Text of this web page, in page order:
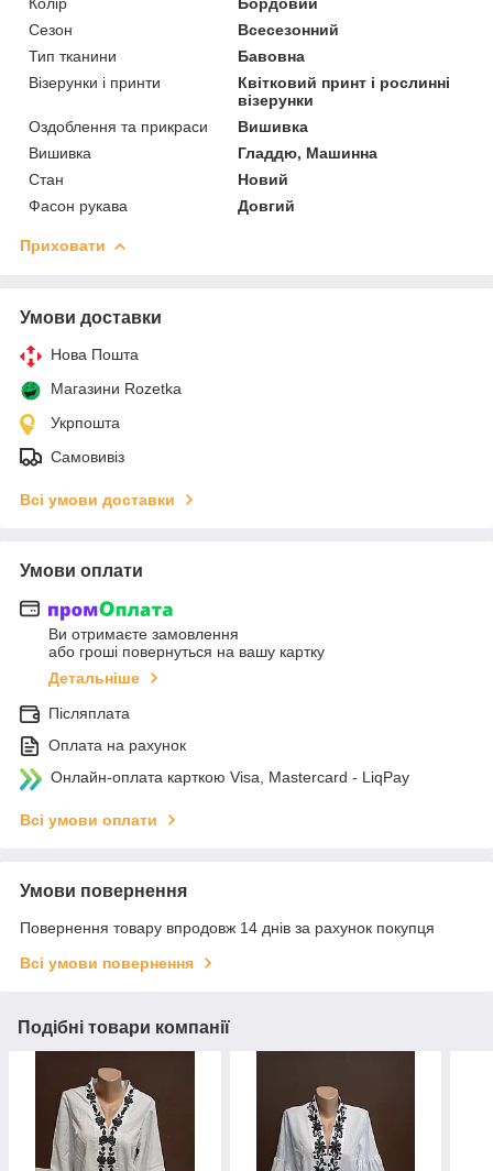
Сезон
Всесезонний
Тип тканини
Бавовна
Візерунки і принти
Квітковий принт і рослинні
візерунки
Оздоблення та прикраси
Вишивка
Вишивка
Гладдю, Машинна
Стан
Новий
Фасон рукава
Довгий
Приховати
Умови доставки
Нова Пошта
Магазини Rozetka
Укрпошта
Самовивіз
Всі умови доставки
Умови оплати
Ви отримаєте замовлення
або гроші повернуться на вашу картку
Детальніше
Післяплата
Оплата на рахунок
Онлайн-оплата карткою Visa, Mastercard - LiqPay
Всі умови оплати
Умови повернення
Повернення товару впродовж 14 днів за рахунок покупця
Всі умови повернення
Подібні товари компанії